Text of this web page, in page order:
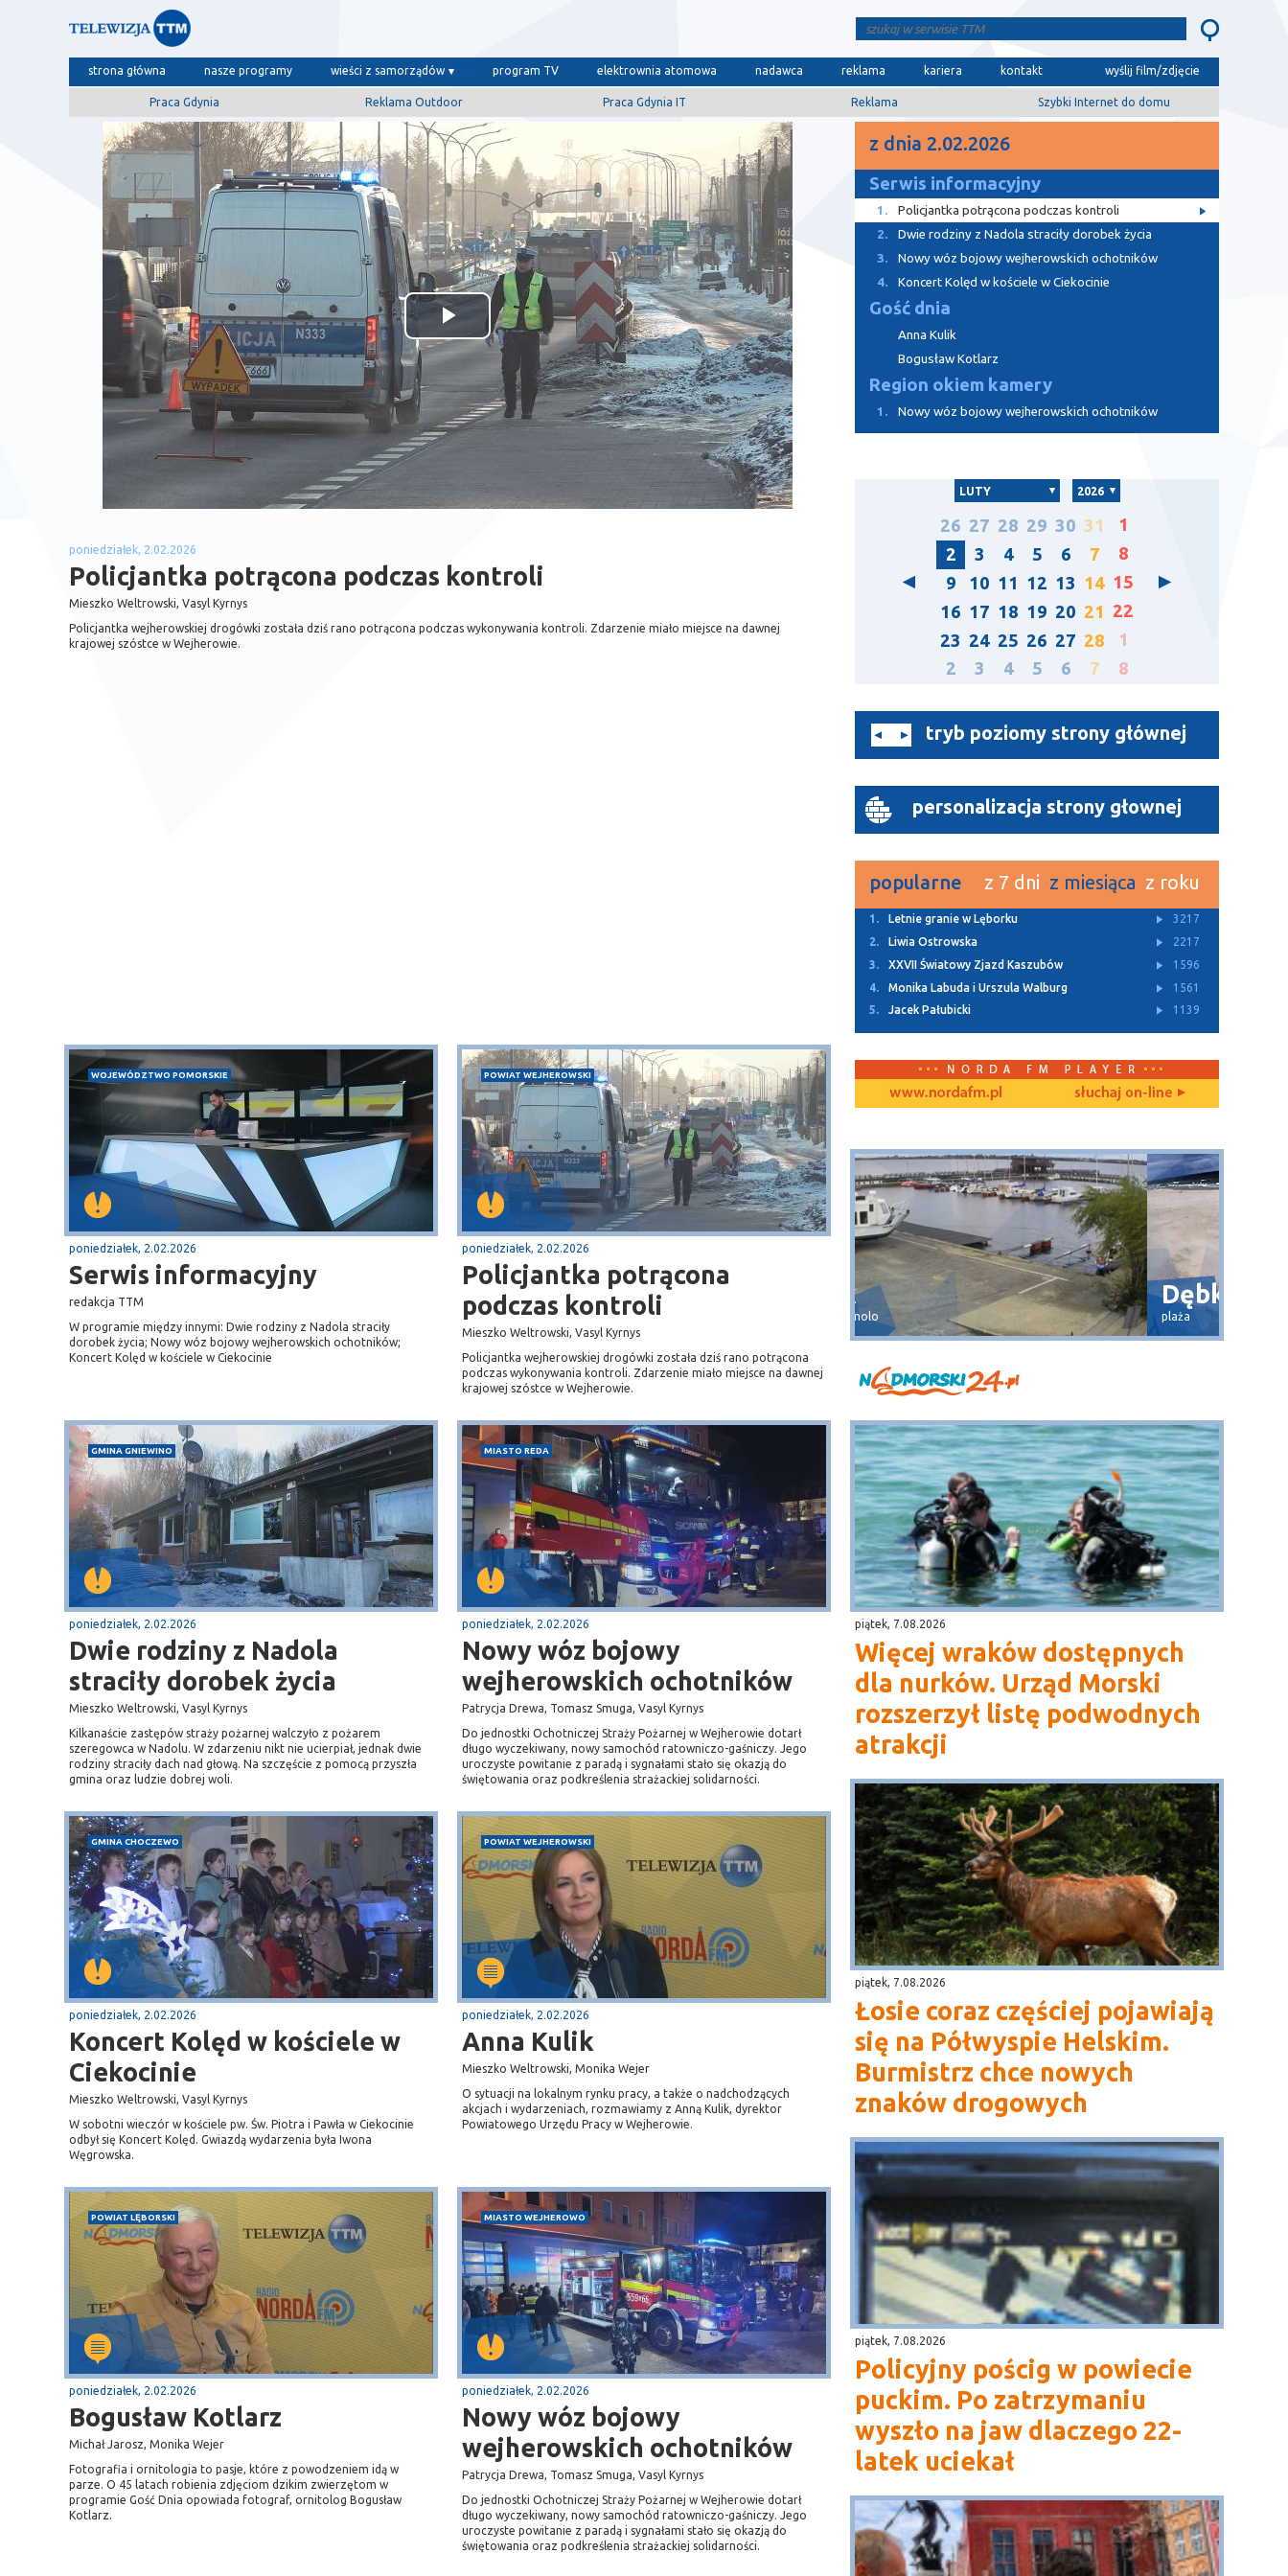
strona główna nasze programy wieści z samorządów program TV elektrownia atomowa nadawca reklama kariera kontakt wyślij film/zdjęcie
Praca Gdynia Reklama Outdoor Praca Gdynia IT Reklama Szybki Internet do domu
Odtwórz
wideo
poniedziałek, 2.02.2026
Policjantka potrącona podczas kontroli
Mieszko Weltrowski, Vasyl Kyrnys
Policjantka wejherowskiej drogówki została dziś rano potrącona podczas wykonywania kontroli. Zdarzenie miało miejsce na dawnej
krajowej szóstce w Wejherowie.
WOJEWÓDZTWO POMORSKIE
poniedziałek, 2.02.2026
Serwis informacyjny
redakcja TTM
W programie między innymi: Dwie rodziny z Nadola straciły
dorobek życia; Nowy wóz bojowy wejherowskich ochotników;
Koncert Kolęd w kościele w Ciekocinie
POWIAT WEJHEROWSKI
poniedziałek, 2.02.2026
Policjantka potrącona
podczas kontroli
Mieszko Weltrowski, Vasyl Kyrnys
Policjantka wejherowskiej drogówki została dziś rano potrącona
podczas wykonywania kontroli. Zdarzenie miało miejsce na dawnej
krajowej szóstce w Wejherowie.
GMINA GNIEWINO
poniedziałek, 2.02.2026
Dwie rodziny z Nadola
straciły dorobek życia
Mieszko Weltrowski, Vasyl Kyrnys
Kilkanaście zastępów straży pożarnej walczyło z pożarem
szeregowca w Nadolu. W zdarzeniu nikt nie ucierpiał, jednak dwie
rodziny straciły dach nad głową. Na szczęście z pomocą przyszła
gmina oraz ludzie dobrej woli.
MIASTO REDA
poniedziałek, 2.02.2026
Nowy wóz bojowy
wejherowskich ochotników
Patrycja Drewa, Tomasz Smuga, Vasyl Kyrnys
Do jednostki Ochotniczej Straży Pożarnej w Wejherowie dotarł
długo wyczekiwany, nowy samochód ratowniczo-gaśniczy. Jego
uroczyste powitanie z paradą i sygnałami stało się okazją do
świętowania oraz podkreślenia strażackiej solidarności.
GMINA CHOCZEWO
poniedziałek, 2.02.2026
Koncert Kolęd w kościele w
Ciekocinie
Mieszko Weltrowski, Vasyl Kyrnys
W sobotni wieczór w kościele pw. Św. Piotra i Pawła w Ciekocinie
odbył się Koncert Kolęd. Gwiazdą wydarzenia była Iwona
Węgrowska.
POWIAT WEJHEROWSKI
poniedziałek, 2.02.2026
Anna Kulik
Mieszko Weltrowski, Monika Wejer
O sytuacji na lokalnym rynku pracy, a także o nadchodzących
akcjach i wydarzeniach, rozmawiamy z Anną Kulik, dyrektor
Powiatowego Urzędu Pracy w Wejherowie.
POWIAT LĘBORSKI
poniedziałek, 2.02.2026
Bogusław Kotlarz
Michał Jarosz, Monika Wejer
Fotografia i ornitologia to pasje, które z powodzeniem idą w
parze. O 45 latach robienia zdjęciom dzikim zwierzętom w
programie Gość Dnia opowiada fotograf, ornitolog Bogusław
Kotlarz.
MIASTO WEJHEROWO
poniedziałek, 2.02.2026
Nowy wóz bojowy
wejherowskich ochotników
Patrycja Drewa, Tomasz Smuga, Vasyl Kyrnys
Do jednostki Ochotniczej Straży Pożarnej w Wejherowie dotarł
długo wyczekiwany, nowy samochód ratowniczo-gaśniczy. Jego
uroczyste powitanie z paradą i sygnałami stało się okazją do
świętowania oraz podkreślenia strażackiej solidarności.
z dnia 2.02.2026
Serwis informacyjny
1.
Policjantka potrącona podczas kontroli
2.
Dwie rodziny z Nadola straciły dorobek życia
3.
Nowy wóz bojowy wejherowskich ochotników
4.
Koncert Kolęd w kościele w Ciekocinie
Gość dnia
Anna Kulik
Bogusław Kotlarz
Region okiem kamery
1. Nowy wóz bojowy wejherowskich ochotników
LUTY 2026
26 27 28 29 30 31
1
2
3 4 5 6 7
8
9
10 11 12 13 14 15
16 17 18 19 20 21 22
23 24 25 26 27 28
1
2
3 4 5 6 7 8
tryb poziomy strony głównej
personalizacja strony głownej
popularne z 7 dni z miesiąca z roku
1. Letnie granie w Lęborku
3217
2.
Liwia Ostrowska
2217
3.
XXVII Światowy Zjazd Kaszubów
1596
4.
Monika Labuda i Urszula Walburg
1561
5.
Jacek Pałubicki 1139
Sopot Puck
Przystań, molo
Dębki
plaża
piątek, 7.08.2026
Więcej wraków dostępnych
dla nurków. Urząd Morski
rozszerzył listę podwodnych
atrakcji
piątek, 7.08.2026
Łosie coraz częściej pojawiają
się na Półwyspie Helskim.
Burmistrz chce nowych
znaków drogowych
piątek, 7.08.2026
Policyjny pościg w powiecie
puckim. Po zatrzymaniu
wyszło na jaw dlaczego 22-
latek uciekał